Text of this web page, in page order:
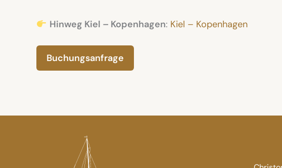
Hinweg Kiel – Kopenhagen: Kiel – Kopenhagen
Buchungsanfrage